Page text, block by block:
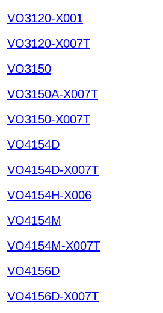
VO3120-X001
VO3120-X007T
VO3150
VO3150A-X007T
VO3150-X007T
VO4154D
VO4154D-X007T
VO4154H-X006
VO4154M
VO4154M-X007T
VO4156D
VO4156D-X007T